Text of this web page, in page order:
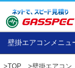
壁掛エアコンメニュ
>TOP >壁掛エアコン